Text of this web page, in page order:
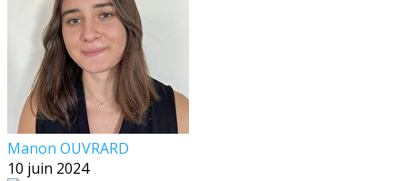
Manon OUVRARD
10 juin 2024